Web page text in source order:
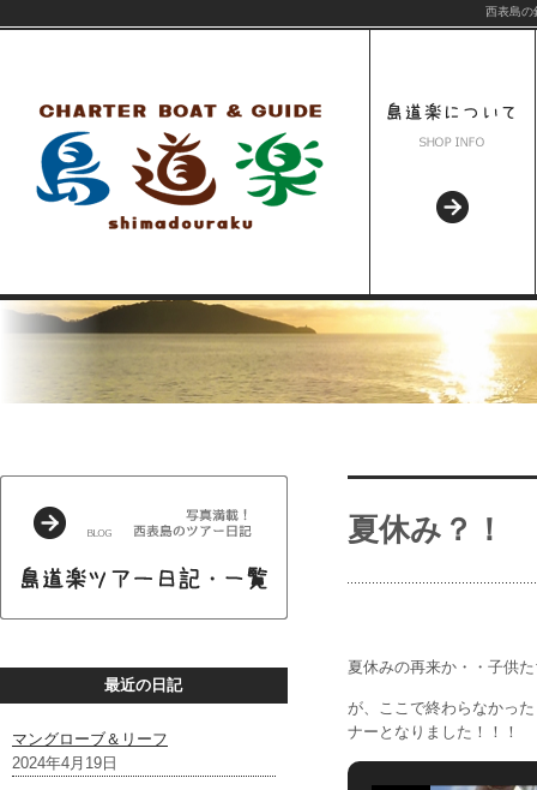
西表島の
最近の日記
マングローブ＆リーフ
2024年4月19日
夏休み？！
夏休みの再来か・・子供
が、ここで終わらなかっ
ナーとなりました！！！